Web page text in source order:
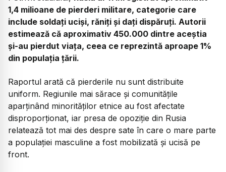
1,4 milioane de pierderi militare, categorie care
include soldați uciși, răniți și dați dispăruți. Autorii
estimează că aproximativ 450.000 dintre aceștia
și-au pierdut viața, ceea ce reprezintă aproape 1%
din populația țării.
Raportul arată că pierderile nu sunt distribuite
uniform. Regiunile mai sărace și comunitățile
aparținând minorităților etnice au fost afectate
disproporționat, iar presa de opoziție din Rusia
relatează tot mai des despre sate în care o mare parte
a populației masculine a fost mobilizată și ucisă pe
front.